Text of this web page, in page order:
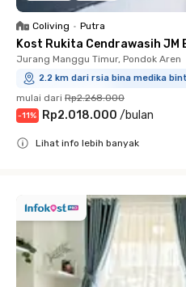
Coliving • Putra
Kost Rukita Cendrawasih JM
Jurang Manggu Timur, Pondok Aren
2.2 km dari rsia bina medika
mulai dari Rp2.268.000
-11% Rp2.018.000 /bulan
Lihat info lebih banyak